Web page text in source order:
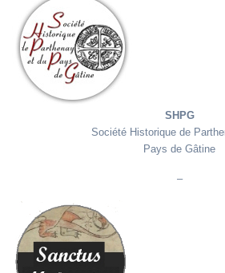
SH2PG
Société
Historique de
Parthenay & du
Pays de Gâtine
SHPG
Société Historique de
Pays de Gâtine
–